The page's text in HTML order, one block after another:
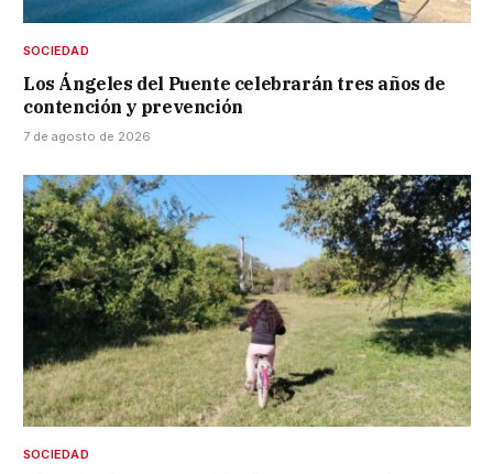
SOCIEDAD
Los Ángeles del Puente celebrarán tres años de
contención y prevención
7 de agosto de 2026
SOCIEDAD